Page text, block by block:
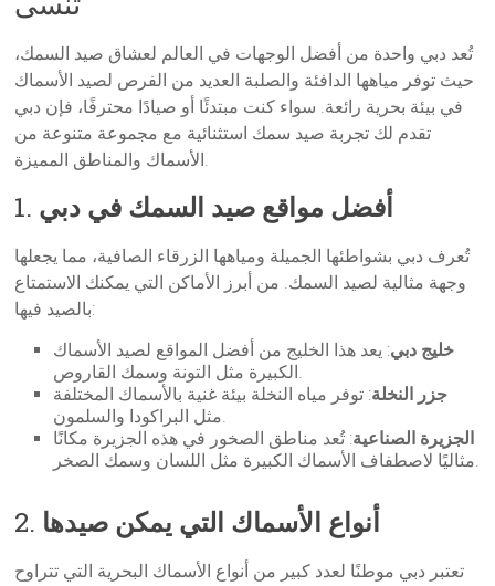
تُعد دبي واحدة من أفضل الوجهات في العالم لعشاق صيد السمك،
حيث توفر مياهها الدافئة والصلبة العديد من الفرص لصيد الأسماك
في بيئة بحرية رائعة. سواء كنت مبتدئًا أو صيادًا محترفًا، فإن دبي
تقدم لك تجربة صيد سمك استثنائية مع مجموعة متنوعة من
الأسماك والمناطق المميزة.
1. أفضل مواقع صيد السمك في دبي
تُعرف دبي بشواطئها الجميلة ومياهها الزرقاء الصافية، مما يجعلها
وجهة مثالية لصيد السمك. من أبرز الأماكن التي يمكنك الاستمتاع
بالصيد فيها:
خليج دبي: يعد هذا الخليج من أفضل المواقع لصيد الأسماك
الكبيرة مثل التونة وسمك القاروص.
جزر النخلة: توفر مياه النخلة بيئة غنية بالأسماك المختلفة
مثل البراكودا والسلمون.
الجزيرة الصناعية: تُعد مناطق الصخور في هذه الجزيرة مكانًا
مثاليًا لاصطفاف الأسماك الكبيرة مثل اللسان وسمك الصخر.
2. أنواع الأسماك التي يمكن صيدها
تعتبر دبي موطنًا لعدد كبير من أنواع الأسماك البحرية التي تتراوح